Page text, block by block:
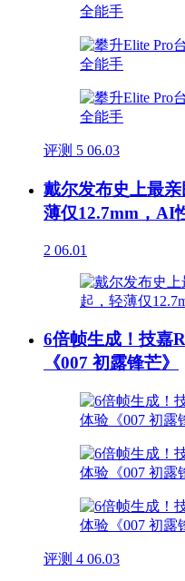
评测 5 06.03
戴尔发布史上最
薄仅12.7mm，AI
2 06.01
6倍帧生成！技嘉
《007 初露锋芒》
评测 4 06.03